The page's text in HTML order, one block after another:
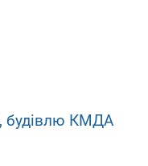
будівлю КМДА